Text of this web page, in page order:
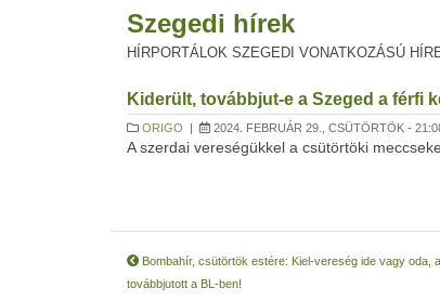
Szegedi hírek
HÍRPORTÁLOK SZEGEDI VONATKOZÁSÚ
Kiderült, továbbjut-e a Szeged a férfi
ORIGO | 2024. FEBRUÁR 29., CSÜTÖRTÖK -
A szerdai vereségükkel a csütörtöki
Bombahír, csütörtök estére: Kiel-vereség ide vagy oda,
továbbjutott a BL-ben!